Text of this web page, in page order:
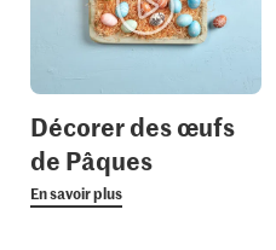
Décorer des œufs
de Pâques
En savoir plus